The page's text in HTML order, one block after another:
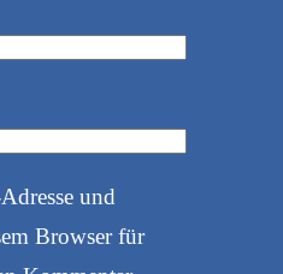
und
Browser für